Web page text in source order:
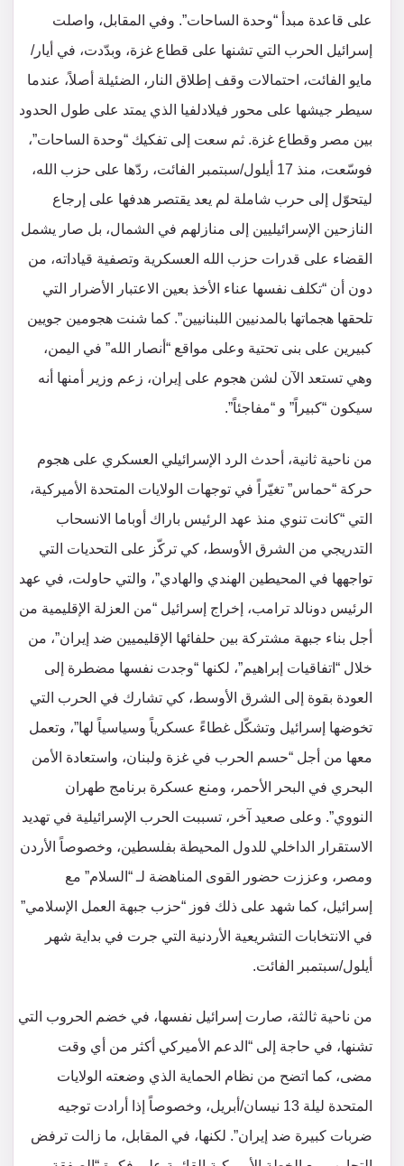
على قاعدة مبدأ “وحدة الساحات”. وفي المقابل، واصلت
إسرائيل الحرب التي تشنها على قطاع غزة، وبدّدت، في أيار/
مايو الفائت، احتمالات وقف إطلاق النار، الضئيلة أصلاً، عندما
سيطر جيشها على محور فيلادلفيا الذي يمتد على طول الحدود
بين مصر وقطاع غزة. ثم سعت إلى تفكيك “وحدة الساحات”،
فوسّعت، منذ 17 أيلول/سبتمبر الفائت، ردّها على حزب الله،
ليتحوّل إلى حرب شاملة لم يعد يقتصر هدفها على إرجاع
النازحين الإسرائيليين إلى منازلهم في الشمال، بل صار يشمل
القضاء على قدرات حزب الله العسكرية وتصفية قياداته، من
دون أن “تكلف نفسها عناء الأخذ بعين الاعتبار الأضرار التي
تلحقها هجماتها بالمدنيين اللبنانيين”. كما شنت هجومين جويين
كبيرين على بنى تحتية وعلى مواقع “أنصار الله” في اليمن،
وهي تستعد الآن لشن هجوم على إيران، زعم وزير أمنها أنه
سيكون “كبيراً” و “مفاجئاً”.
من ناحية ثانية، أحدث الرد الإسرائيلي العسكري على هجوم
حركة “حماس” تغيّراً في توجهات الولايات المتحدة الأميركية،
التي “كانت تنوي منذ عهد الرئيس باراك أوباما الانسحاب
التدريجي من الشرق الأوسط، كي تركّز على التحديات التي
تواجهها في المحيطين الهندي والهادي”، والتي حاولت، في عهد
الرئيس دونالد ترامب، إخراج إسرائيل “من العزلة الإقليمية من
أجل بناء جبهة مشتركة بين حلفائها الإقليميين ضد إيران”، من
خلال “اتفاقيات إبراهيم”، لكنها “وجدت نفسها مضطرة إلى
العودة بقوة إلى الشرق الأوسط، كي تشارك في الحرب التي
تخوضها إسرائيل وتشكّل غطاءً عسكرياً وسياسياً لها”، وتعمل
معها من أجل “حسم الحرب في غزة ولبنان، واستعادة الأمن
البحري في البحر الأحمر، ومنع عسكرة برنامج طهران
النووي”. وعلى صعيد آخر، تسببت الحرب الإسرائيلية في تهديد
الاستقرار الداخلي للدول المحيطة بفلسطين، وخصوصاً الأردن
ومصر، وعززت حضور القوى المناهضة لـ “السلام” مع
إسرائيل، كما شهد على ذلك فوز “حزب جبهة العمل الإسلامي”
في الانتخابات التشريعية الأردنية التي جرت في بداية شهر
أيلول/سبتمبر الفائت.
من ناحية ثالثة، صارت إسرائيل نفسها، في خضم الحروب التي
تشنها، في حاجة إلى “الدعم الأميركي أكثر من أي وقت
مضى، كما اتضح من نظام الحماية الذي وضعته الولايات
المتحدة ليلة 13 نيسان/أبريل، وخصوصاً إذا أرادت توجيه
ضربات كبيرة ضد إيران”. لكنها، في المقابل، ما زالت ترفض